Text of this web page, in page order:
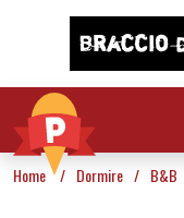
Vai al contenuto
Home / Dormire / B&B